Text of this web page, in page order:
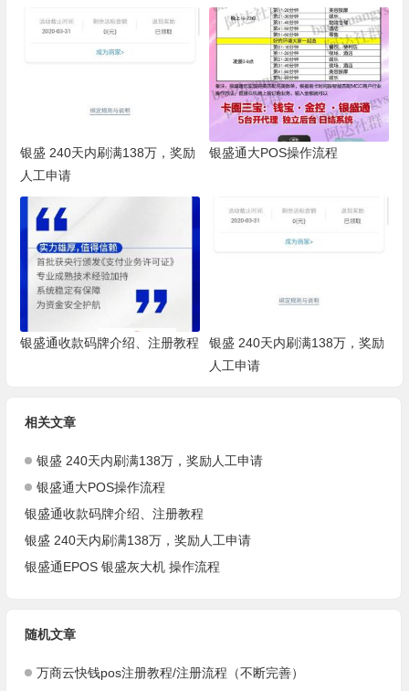
银盛 240天内刷满138万，奖励
人工申请
银盛通大POS操作流程
银盛通收款码牌介绍、注册教程
银盛 240天内刷满138万，奖励
人工申请
相关文章
银盛 240天内刷满138万，奖励人工申请
银盛通大POS操作流程
银盛通收款码牌介绍、注册教程
银盛 240天内刷满138万，奖励人工申请
银盛通EPOS 银盛灰大机 操作流程
随机文章
万商云快钱pos注册教程/注册流程（不断完善）